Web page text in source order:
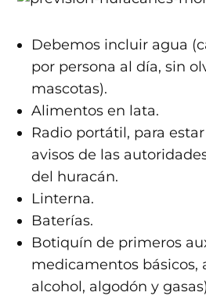
Debemos incluir agua
por persona al día, sin
mascotas).
Alimentos en lata.
Radio portátil, para
avisos de las
del huracán.
Linterna.
Baterías.
Botiquín de primeros
medicamentos básicos,
alcohol, algodón y